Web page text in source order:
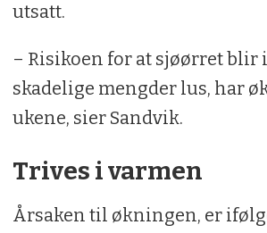
utsatt.
– Risikoen for at sjøørret blir
skadelige mengder lus, har
ukene, sier Sandvik.
Trives i varmen
Årsaken til økningen, er